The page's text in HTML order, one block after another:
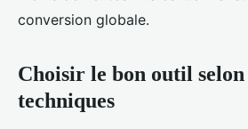
conversion globale.
Choisir le bon outil selon
techniques